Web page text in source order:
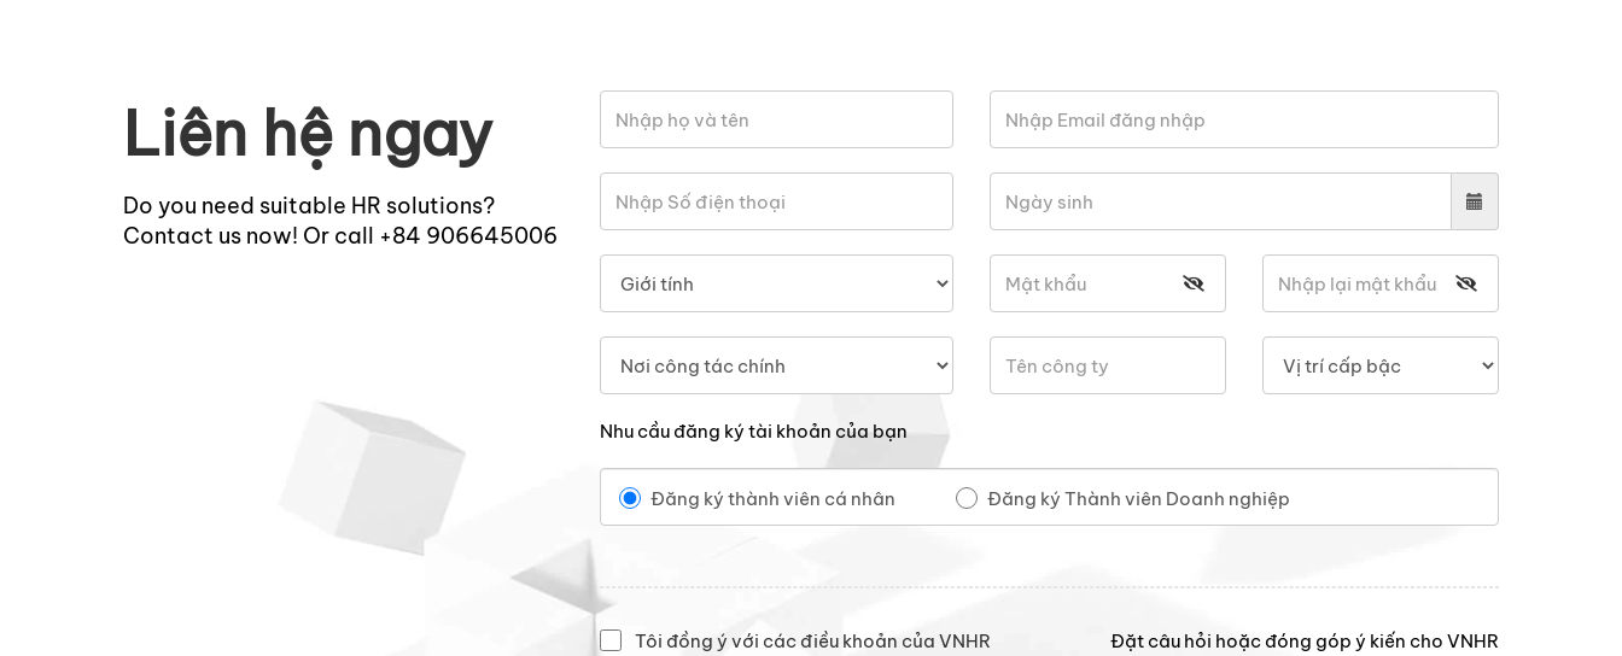
Liên hệ ngay
Do you need suitable HR solutions?
Contact us now! Or call +84 906645006
Nhu cầu đăng ký tài khoản của bạn
Đăng ký thành viên cá nhân Đăng ký Thành viên Doanh nghiệp
Tôi đồng ý với các điều khoản của VNHR Đặt câu hỏi hoặc đóng góp ý kiến cho VNHR